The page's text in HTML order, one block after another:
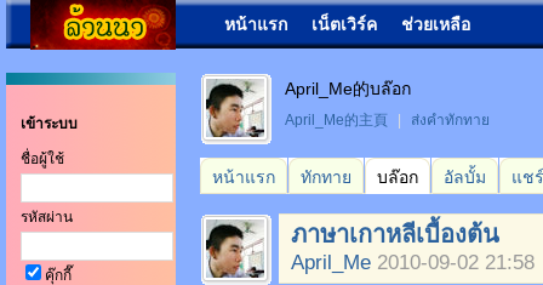
หน้าแรก เน็ตเวิร์ค ช่วยเหลือ
เข้าระบบ
ชื่อผู้ใช้
รหัสผ่าน
คุ๊กกี๊
April_Me的บล๊อก
April_Me的主頁 ส่งคำทักทาย
หน้าแรก ทักทาย บล๊อก อัลบั้ม แชร์
ภาษาเกาหลีเบื้องต้น
April_Me 2010-09-02 21:58